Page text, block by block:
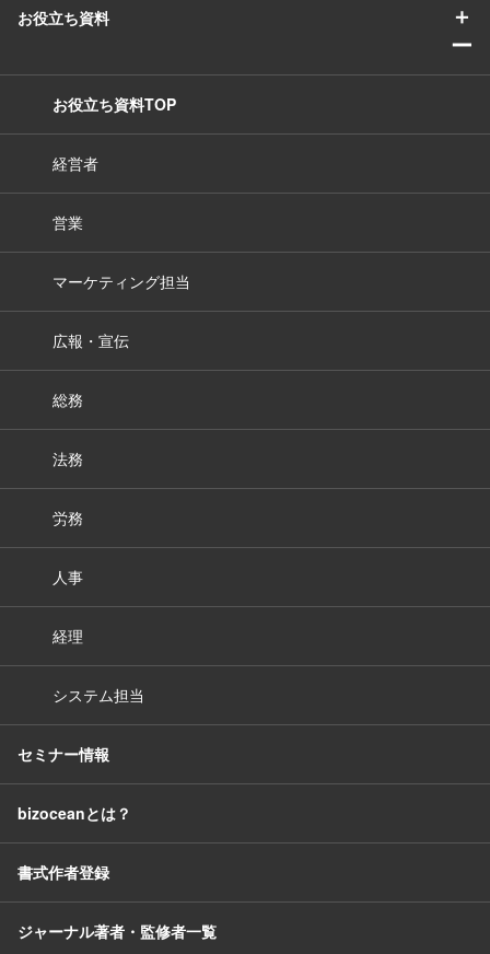
お役立ち資料
＋
ー
お役立ち資料TOP
経営者
営業
マーケティング担当
広報・宣伝
総務
法務
労務
人事
経理
システム担当
セミナー情報
bizoceanとは？
書式作者登録
ジャーナル著者・監修者一覧